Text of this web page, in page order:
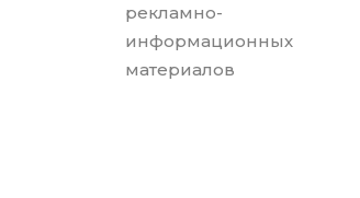
рекламно-
информационных
материалов